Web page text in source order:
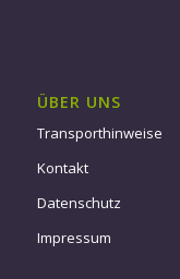
ÜBER UNS
Transporthinweise
Kontakt
Datenschutz
Impressum